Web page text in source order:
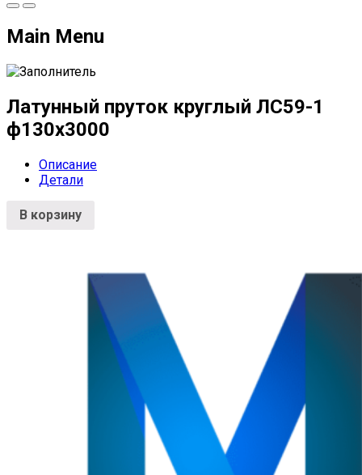
Main Menu
Латунный пруток круглый ЛС59-1
ф130х3000
Описание
Детали
В корзину